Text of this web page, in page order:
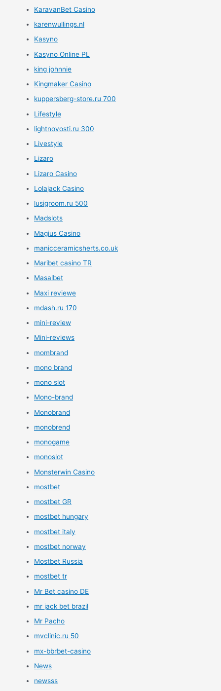
KaravanBet Casino
karenwullings.nl
Kasyno
Kasyno Online PL
king johnnie
Kingmaker Casino
kuppersberg-store.ru 700
Lifestyle
lightnovosti.ru 300
Livestyle
Lizaro
Lizaro Casino
Lolajack Casino
lusigroom.ru 500
Madslots
Magius Casino
manicceramicsherts.co.uk
Maribet casino TR
Masalbet
Maxi reviewe
mdash.ru 170
mini-review
Mini-reviews
mombrand
mono brand
mono slot
Mono-brand
Monobrand
monobrend
monogame
monoslot
Monsterwin Casino
mostbet
mostbet GR
mostbet hungary
mostbet italy
mostbet norway
Mostbet Russia
mostbet tr
Mr Bet casino DE
mr jack bet brazil
Mr Pacho
mvclinic.ru 50
mx-bbrbet-casino
News
newsss